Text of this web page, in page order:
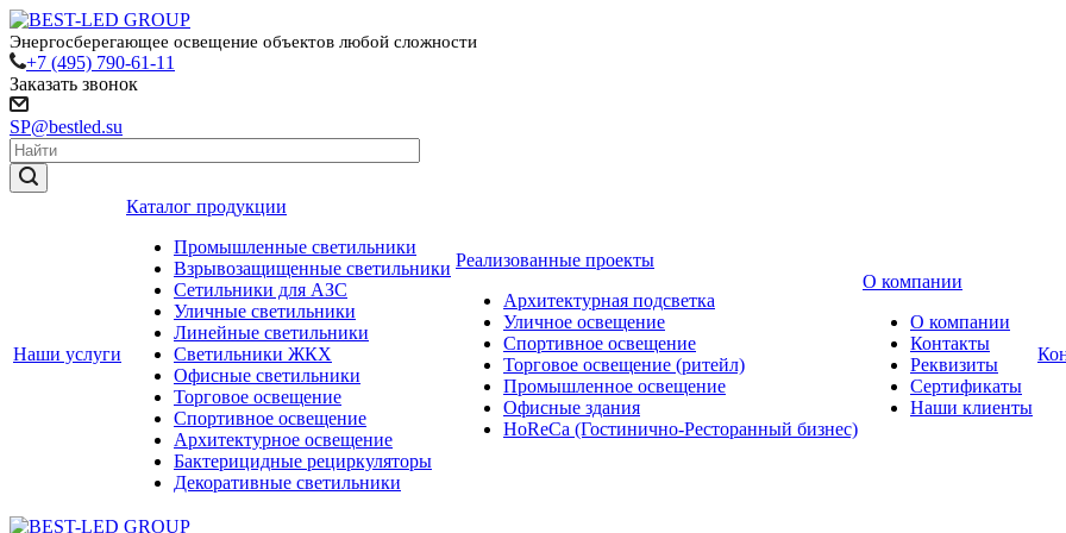
Энергосберегающее освещение объектов любой сложности
+7 (495) 790-61-11
Заказать звонок
SP@bestled.su
Наши услуги
Каталог продукции
Промышленные светильники
Взрывозащищенные светильники
Сетильники для АЗС
Уличные светильники
Линейные светильники
Светильники ЖКХ
Офисные светильники
Торговое освещение
Спортивное освещение
Архитектурное освещение
Бактерицидные рециркуляторы
Декоративные светильники
Реализованные проекты
Архитектурная подсветка
Уличное освещение
Спортивное освещение
Торговое освещение (ритейл)
Промышленное освещение
Офисные здания
HoReCa (Гостинично-Ресторанный бизнес)
О компании
О компании
Контакты
Реквизиты
Сертификаты
Наши клиенты